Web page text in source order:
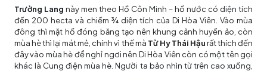
Trường Lang này men theo Hồ Côn Minh – hồ nước có diện tích
đến 200 hecta và chiếm ¾ diện tích của Di Hòa Viên. Vào mùa
đông thì mặt hồ đóng băng tạo nên khung cảnh huyền ảo, còn
mùa hè thì lại mát mẻ, chính vì thế mà Từ Hy Thái Hậurất thích đến
đây vào mùa hè để nghỉ ngơi nên Di Hòa Viên còn có một tên gọi
khác là Cung điện mùa hè. Người ta bảo nhìn từ trên cao xuống,